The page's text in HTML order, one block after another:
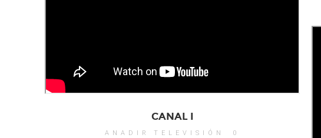
CANAL I
ANADIR TELEVISIÓN 0